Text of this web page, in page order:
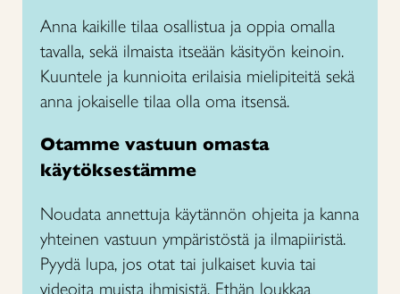
Anna kaikille tilaa osallistua ja oppia omalla
tavalla, sekä ilmaista itseään käsityön keinoin.
Kuuntele ja kunnioita erilaisia mielipiteitä sekä
anna jokaiselle tilaa olla oma itsensä.
Otamme vastuun omasta
käytöksestämme
Noudata annettuja käytännön ohjeita ja kanna
yhteinen vastuun ympäristöstä ja ilmapiiristä.
Pyydä lupa, jos otat tai julkaiset kuvia tai
videoita muista ihmisistä. ​Ethän loukkaa